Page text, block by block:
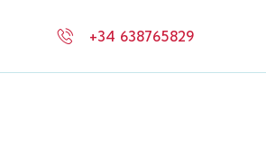
+34 638765829